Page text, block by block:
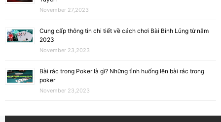
November 27,2023
Cung cấp thông tin chi tiết về cách chơi Bài Binh Lủng từ năm
2023
November 23,2023
Bài rác trong Poker là gì? Những tình huống lên bài rác trong
poker
November 23,2023